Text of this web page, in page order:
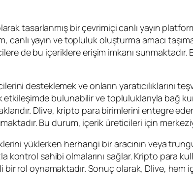
tasarlanmış bir çevrimiçi canlı yayın
yayın ve topluluk oluşturma amacı
de bu içeriklere erişim imkanı
desteklemek ve onların yaratıcılıklarını
etkileşimde bulunabilir ve topluluklarıyla bağ
Dlive, kripto para birimlerini entegre
Bu durum, içerik üreticileri için
yüklerken herhangi bir aracının veya
kontrol sahibi olmalarını sağlar. Kripto para
bir rol oynamaktadır. Sonuç olarak, Dlive,